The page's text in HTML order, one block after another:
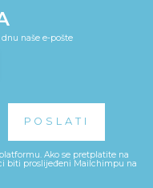
naše e-pošte
Ako se pretplatite na
biti proslijeđeni Mailchimpu na